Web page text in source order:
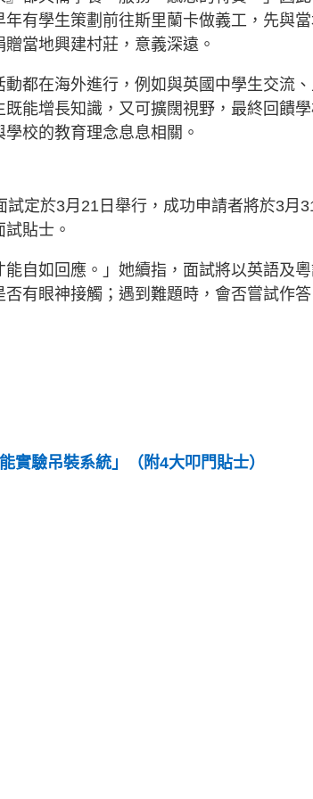
有學生策劃前往斯里蘭卡做義工，先與
當地興建村莊，意義深遠。
都在海外進行，例如與英國中學生交流、
能增長知識，又可擴闊視野，最終回饋
校的教育理念息息相關。
定於3月21日舉行，成功申請者將於3月
貼士。
自如回應。」她續指，面試將以英語及
有眼神接觸；遇到難題時，會否嘗試作答
實驗吊裝系統」（附4大叩門貼士）